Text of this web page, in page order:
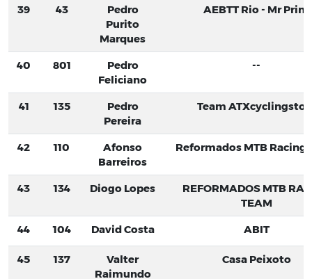
39 43
Pedro
Purito
Marques
AEBTT Rio - Mr Print
40 801
Pedro
Feliciano
--
41 135
Pedro
Pereira
Team
42 110
Afonso
Barreiros
Reformados MTB Racing
43 134 Diogo Lopes
REFORMADOS MTB
TEAM
44
104 David Costa ABIT
45 137
Valter
Raimundo
Casa Peixoto